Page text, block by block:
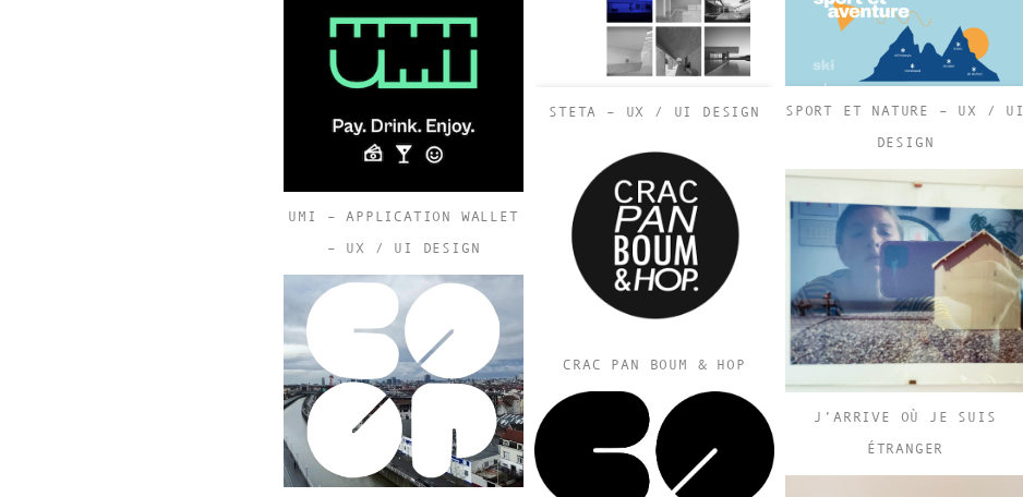
UMI – APPLICATION WALLET
– UX / UI DESIGN
STETA – UX / UI DESIGN
SPORT ET NATURE – UX / UI
DESIGN
CRAC PAN BOUM & HOP
J’ARRIVE OÙ JE SUIS
ÉTRANGER